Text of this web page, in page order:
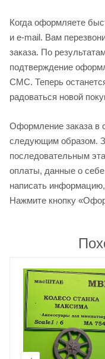
Когда оформляете
и e-mail. Вам
заказа. По
подтверждение
СМС. Теперь
радоваться новой
Оформление заказа в
следующим образом.
последовательным
оплаты, данные о
написать
Нажмите кнопку